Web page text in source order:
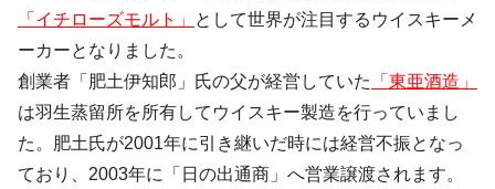
「 イチローズモルト 」
として世界が注目するウイスキーメ
ーカーとなりました。
創業者「肥土伊知郎」氏の父が経営していた
「東亜酒造」
は羽生蒸留所を所有してウイスキー製造を行っていまし
た。肥土氏が2001年に引き継いだ時には経営不振となっ
ており、2003年に「日の出通商」へ営業譲渡されます。